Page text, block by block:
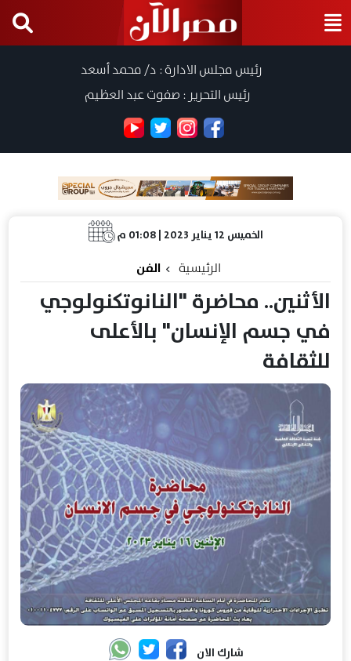
رئيس مجلس الادارة : د/ محمد أسعد
رئيس التحرير : صفوت عبد العظيم
الخميس 12 يناير 2023 | 01:08 م
الرئيسية الفن
الأثنين.. محاضرة "النانوتكنولوجي
في جسم الإنسان" بالأعلى
للثقافة
شارك الان